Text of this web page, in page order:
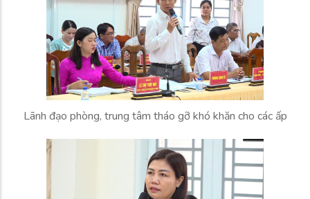
Lãnh đạo phòng, trung tâm tháo gỡ khó khăn cho các ấp